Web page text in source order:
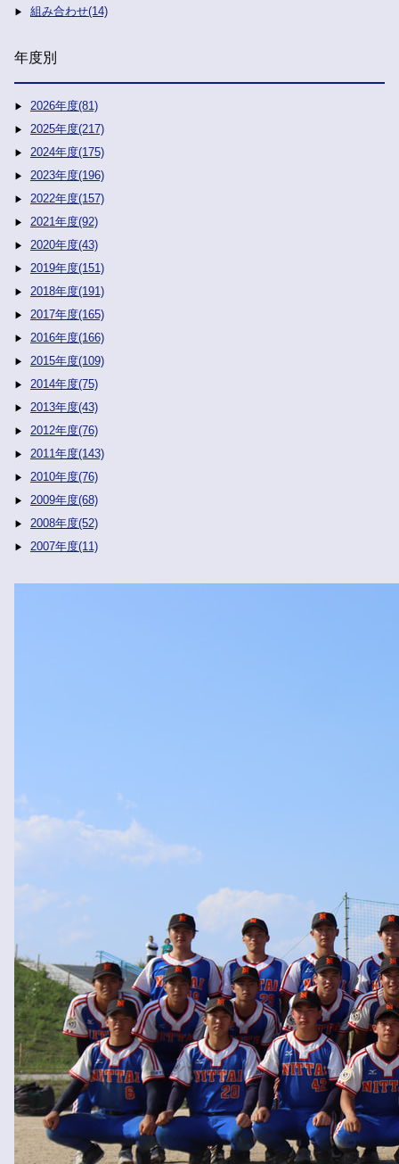
組み合わせ(14)
年度別
2026年度(81)
2025年度(217)
2024年度(175)
2023年度(196)
2022年度(157)
2021年度(92)
2020年度(43)
2019年度(151)
2018年度(191)
2017年度(165)
2016年度(166)
2015年度(109)
2014年度(75)
2013年度(43)
2012年度(76)
2011年度(143)
2010年度(76)
2009年度(68)
2008年度(52)
2007年度(11)